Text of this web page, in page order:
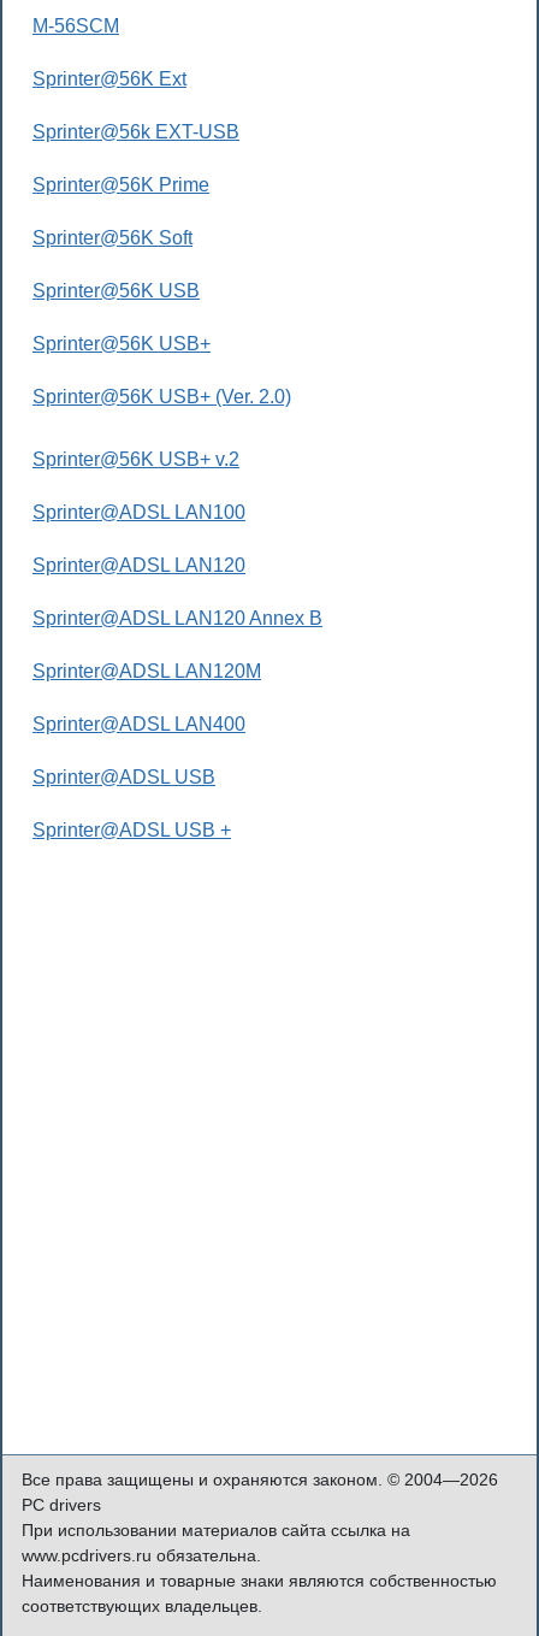
M-56SCM
Sprinter@56K Ext
Sprinter@56k EXT-USB
Sprinter@56K Prime
Sprinter@56K Soft
Sprinter@56K USB
Sprinter@56K USB+
Sprinter@56K USB+ (Ver. 2.0)
Sprinter@56K USB+ v.2
Sprinter@ADSL LAN100
Sprinter@ADSL LAN120
Sprinter@ADSL LAN120 Annex B
Sprinter@ADSL LAN120M
Sprinter@ADSL LAN400
Sprinter@ADSL USB
Sprinter@ADSL USB +
Все права защищены и охраняются законом. © 2004—2026
PC drivers
При использовании материалов сайта ссылка на
www.pcdrivers.ru обязательна.
Наименования и товарные знаки являются собственностью
соответствующих владельцев.